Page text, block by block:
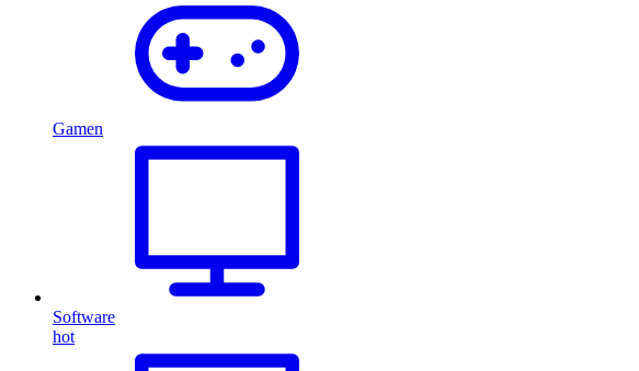
Gamen
Software
hot